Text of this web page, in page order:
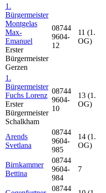
1.
Bürgermeister
Montgelas
Max-
Emanuel
Erster
Bürgermeister
Gerzen
08744
9604-
12
11 (1.
OG)
1.
Bürgermeister
Fuchs Lorenz
Erster
Bürgermeister
Schalkham
08744
9604-
10
13 (1.
OG)
Arends
Svetlana
08744
9604-
985
14 (1.
OG)
Birnkammer
Bettina
08744
9604-
984
7
08744